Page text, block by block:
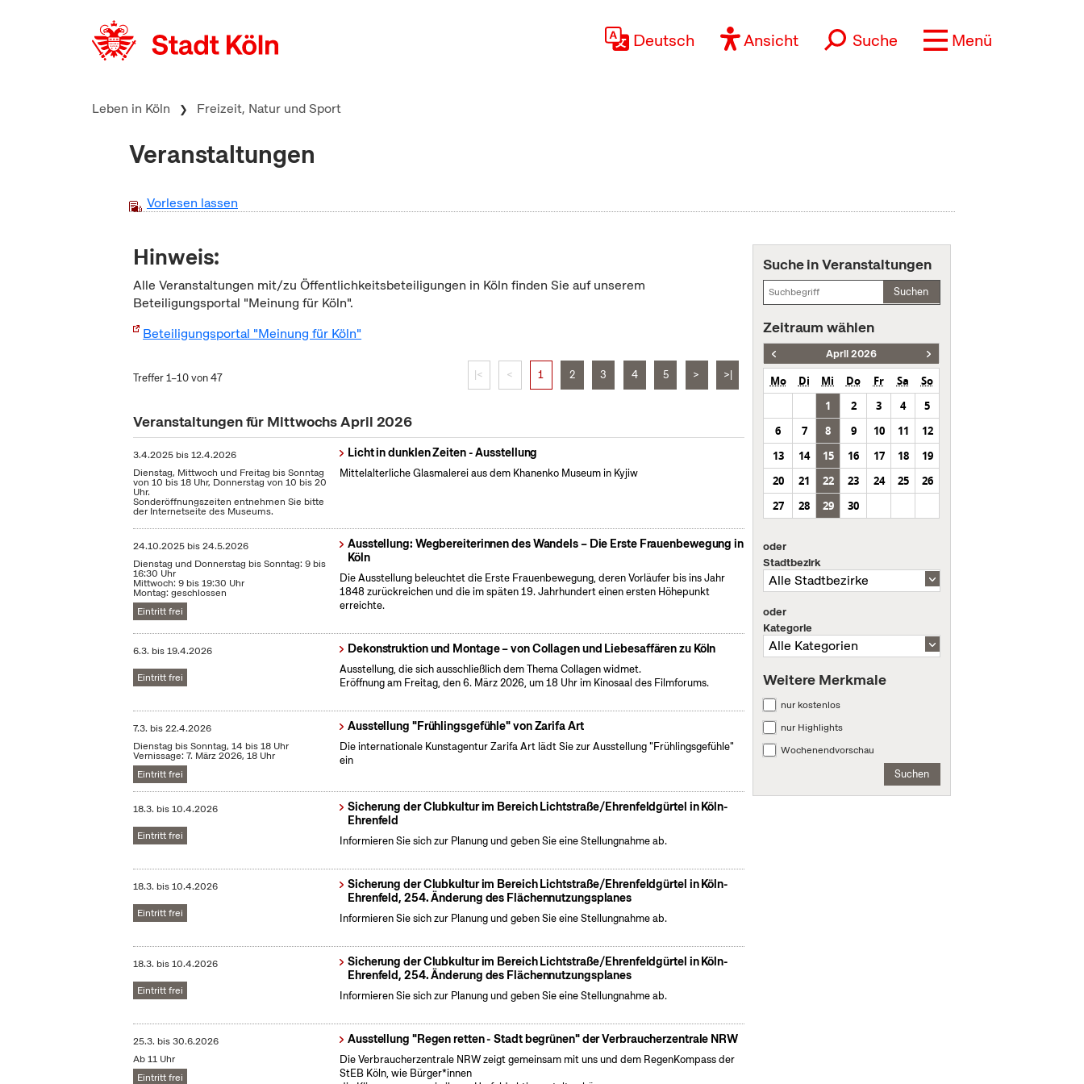
Deutsch Ansicht Suche Menü
Leben in Köln Freizeit, Natur und Sport
Veranstaltungen
Vorlesen lassen
Hinweis:
Alle Veranstaltungen mit/zu Öffentlichkeitsbeteiligungen in Köln finden Sie auf unserem
Beteiligungsportal "Meinung für Köln".
Beteiligungsportal "Meinung für Köln"
Treffer 1–10 von 47 |< < 1 2 3 4 5 > >|
Veranstaltungen für Mittwochs April 2026
3.4.2025 bis12.4.2026
Dienstag, Mittwoch und Freitag bis Sonntag
von 10 bis 18 Uhr, Donnerstag von 10 bis 20
Uhr.
Sonderöffnungszeiten entnehmen Sie bitte
der Internetseite des Museums.
Licht in dunklen Zeiten - Ausstellung
Mittelalterliche Glasmalerei aus dem Khanenko Museum in Kyjiw
24.10.2025 bis24.5.2026
Dienstag und Donnerstag bis Sonntag: 9 bis
16:30 Uhr
Mittwoch: 9 bis 19:30 Uhr
Montag: geschlossen
Eintritt frei
Ausstellung: Wegbereiterinnen des Wandels – Die Erste Frauenbewegung in
Köln
Die Ausstellung beleuchtet die Erste Frauenbewegung, deren Vorläufer bis ins Jahr
1848 zurückreichen und die im späten 19. Jahrhundert einen ersten Höhepunkt
erreichte.
6.3. bis19.4.2026
Eintritt frei
Dekonstruktion und Montage – von Collagen und Liebesaffären zu Köln
Ausstellung, die sich ausschließlich dem Thema Collagen widmet.
Eröffnung am Freitag, den 6. März 2026, um 18 Uhr im Kinosaal des Filmforums.
7.3. bis22.4.2026
Dienstag bis Sonntag, 14 bis 18 Uhr
Vernissage: 7. März 2026, 18 Uhr
Eintritt frei
Ausstellung "Frühlingsgefühle" von Zarifa Art
Die internationale Kunstagentur Zarifa Art lädt Sie zur Ausstellung "Frühlingsgefühle"
ein
18.3. bis10.4.2026
Eintritt frei
Sicherung der Clubkultur im Bereich Lichtstraße/Ehrenfeldgürtel in Köln-
Ehrenfeld
Informieren Sie sich zur Planung und geben Sie eine Stellungnahme ab.
18.3. bis10.4.2026
Eintritt frei
Sicherung der Clubkultur im Bereich Lichtstraße/Ehrenfeldgürtel in Köln-
Ehrenfeld, 254. Änderung des Flächennutzungsplanes
Informieren Sie sich zur Planung und geben Sie eine Stellungnahme ab.
18.3. bis10.4.2026
Eintritt frei
Sicherung der Clubkultur im Bereich Lichtstraße/Ehrenfeldgürtel in Köln-
Ehrenfeld, 254. Änderung des Flächennutzungsplanes
Informieren Sie sich zur Planung und geben Sie eine Stellungnahme ab.
25.3. bis30.6.2026
Ab 11 Uhr
Eintritt frei
Ausstellung "Regen retten - Stadt begrünen" der Verbraucherzentrale NRW
Die Verbraucherzentrale NRW zeigt gemeinsam mit uns und dem RegenKompass der
StEB Köln, wie Bürger*innen
Suche in Veranstaltungen
Suchen
Zeitraum wählen
April 2026
Mo Di Mi Do Fr Sa
So
1
2 3 4
5
6
7 8 9 10 11
12
13
14 15 16 17 18
19
20
21 22 23 24 25
26
27
28 29 30
oder
Stadtbezirk
oder
Kategorie
Weitere Merkmale
nur kostenlos
nur Highlights
Wochenendvorschau
Suchen